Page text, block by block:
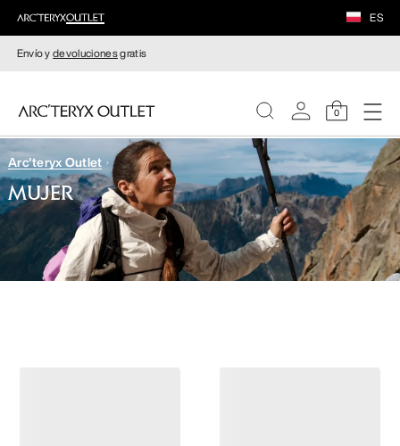
ES
Envío ydevolucionesgratis
0
MUJERE
HOMBRE
Arc'teryx Outlet
MUJER